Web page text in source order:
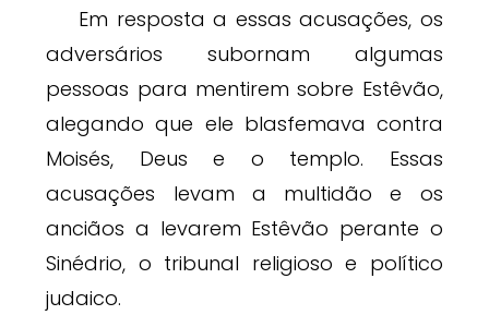
Em resposta a essas acusações, os
adversários subornam algumas
pessoas para mentirem sobre Estêvão,
alegando que ele blasfemava contra
Moisés, Deus e o templo. Essas
acusações levam a multidão e os
anciãos a levarem Estêvão perante o
Sinédrio, o tribunal religioso e político
judaico.